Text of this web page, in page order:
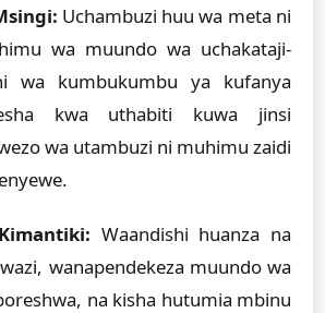
Uchambuzi huu wa meta ni
wa muundo wa uchakataji-
wa kumbukumbu ya kufanya
kwa uthabiti kuwa jinsi
wa utambuzi ni muhimu zaidi
Waandishi huanza na
wanapendekeza muundo wa
na kisha hutumia mbinu